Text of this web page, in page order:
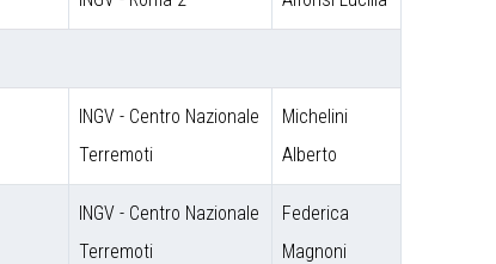
INGV - Centro Nazionale
Terremoti
Michelini
Alberto
INGV - Centro Nazionale
Terremoti
Federica
Magnoni